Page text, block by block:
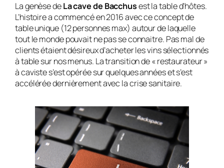
La genèse deLa cave de Bacchusest la table d’hôtes.
L’histoire a commencé en 2016 avec ce concept de
table unique (12 personnes max) autour de laquelle
tout le monde pouvait ne pas se connaitre. Pas mal de
clients étaient désireux d’acheter les vins sélectionnés
à table sur nos menus. La transition de « restaurateur »
à caviste s’est opérée sur quelques années et s’est
accélérée dernièrement avec la crise sanitaire.